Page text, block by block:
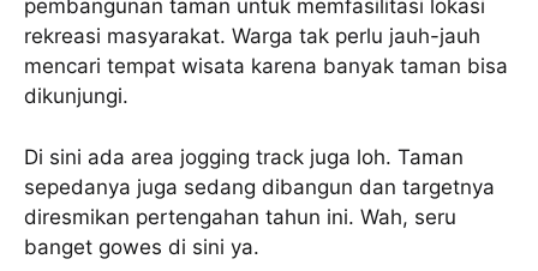
pembangunan taman untuk memfasilitasi lokasi
rekreasi masyarakat. Warga tak perlu jauh-jauh
mencari tempat wisata karena banyak taman bisa
dikunjungi.
Di sini ada area jogging track juga loh. Taman
sepedanya juga sedang dibangun dan targetnya
diresmikan pertengahan tahun ini. Wah, seru
banget gowes di sini ya.